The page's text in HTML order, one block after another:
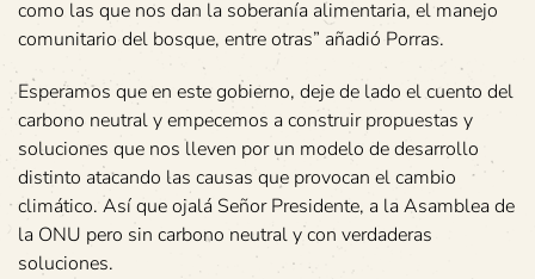
como las que nos dan la soberanía alimentaria, el manejo
comunitario del bosque, entre otras” añadió Porras.
Esperamos que en este gobierno, deje de lado el cuento del
carbono neutral y empecemos a construir propuestas y
soluciones que nos lleven por un modelo de desarrollo
distinto atacando las causas que provocan el cambio
climático. Así que ojalá Señor Presidente, a la Asamblea de
la ONU pero sin carbono neutral y con verdaderas
soluciones.